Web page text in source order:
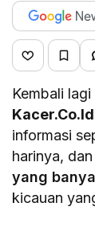
Kembali
Kacer.Co.Id
informasi
harinya,
yang
kicauan